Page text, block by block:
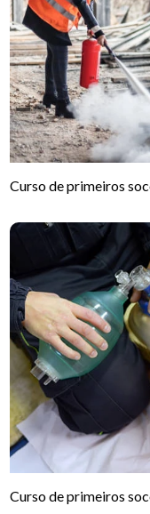
Curso de primeiros
Curso de primeiros